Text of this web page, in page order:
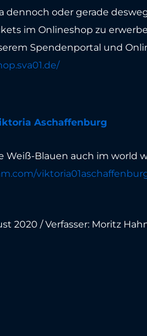
dennoch oder gerade
im Onlineshop zu
Spendenportal und
Aschaffenburg
Weiß-Blauen auch im world
2020 / Verfasser: Moritz